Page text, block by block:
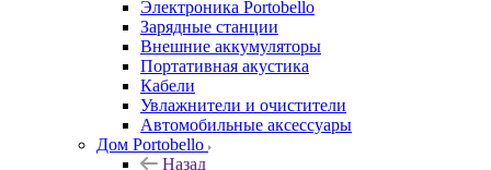
Электроника Portobello
Зарядные станции
Внешние аккумуляторы
Портативная акустика
Кабели
Увлажнители и очистители
Автомобильные аксессуары
Дом Portobello
Назад